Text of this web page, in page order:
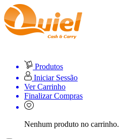
Produtos
Iniciar Sessão
Ver Carrinho
Finalizar Compras
Nenhum produto no carrinho.